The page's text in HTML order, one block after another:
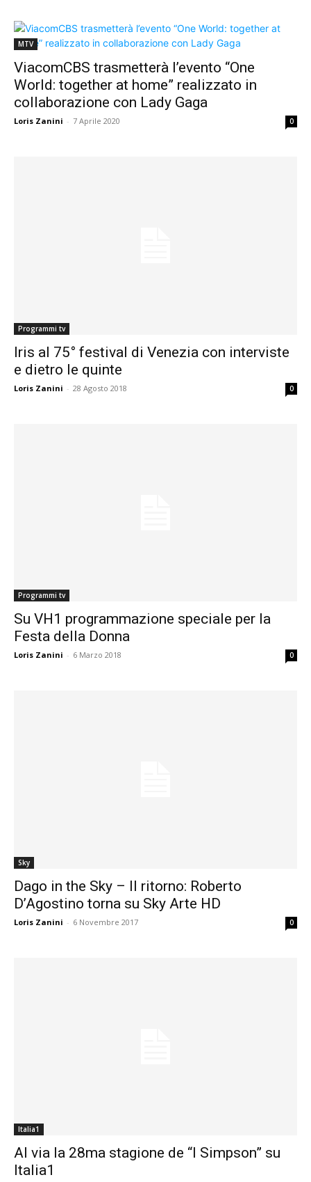
MTV
ViacomCBS trasmetterà l’evento “One
World: together at home” realizzato in
collaborazione con Lady Gaga
Loris Zanini - 7 Aprile 2020 0
Programmi tv
Iris al 75° festival di Venezia con interviste
e dietro le quinte
Loris Zanini - 28 Agosto 2018 0
Programmi tv
Su VH1 programmazione speciale per la
Festa della Donna
Loris Zanini - 6 Marzo 2018 0
Sky
Dago in the Sky – Il ritorno: Roberto
D’Agostino torna su Sky Arte HD
Loris Zanini - 6 Novembre 2017 0
Italia1
Al via la 28ma stagione de “I Simpson” su
Italia1